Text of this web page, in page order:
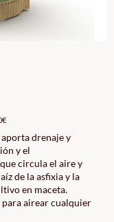
drenaje y
y el
circula el aire y
de la asfixia y la
en maceta.
airear cualquier